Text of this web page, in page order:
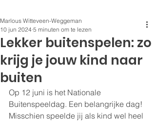
Lekker buitenspelen: zo
krijg je jouw kind naar
buiten
Marlous Witteveen-Weggeman
10 jun 2024 5 minuten om te lezen
Op 12 juni is het Nationale
Buitenspeeldag. Een belangrijke dag!
Misschien speelde jij als kind wel heel